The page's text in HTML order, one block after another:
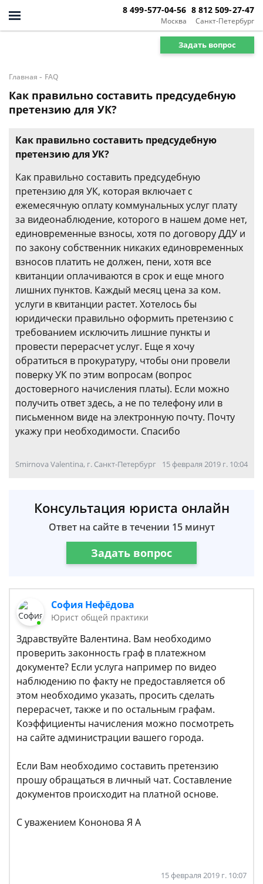
Москва
8 499-577-04-56
Санкт-Петербург
8 812 509-27-47
Задать вопрос
Главная - FAQ
Как правильно составить предсудебную
претензию для УК?
Как правильно составить предсудебную
претензию для УК?
Как правильно составить предсудебную
претензию для УК, которая включает с
ежемесячную оплату коммунальных услуг плату
за видеонаблюдение, которого в нашем доме нет,
единовременные взносы, хотя по договору ДДУ и
по закону собственник никаких единовременных
взносов платить не должен, пени, хотя все
квитанции оплачиваются в срок и еще много
лишних пунктов. Каждый месяц цена за ком.
услуги в квитанции растет. Хотелось бы
юридически правильно оформить претензию с
требованием исключить лишние пункты и
провести перерасчет услуг. Еще я хочу
обратиться в прокуратуру, чтобы они провели
поверку УК по этим вопросам (вопрос
достоверного начисления платы). Если можно
получить ответ здесь, а не по телефону или в
письменном виде на электронную почту. Почту
укажу при необходимости. Спасибо
Smirnova Valentina, г. Санкт-Петербург 15 февраля 2019 г. 10:04
Консультация юриста онлайн
Ответ на сайте в течении 15 минут
Задать вопрос
София Нефёдова
Юрист общей практики
Здравствуйте Валентина. Вам необходимо
проверить законность граф в платежном
документе? Если услуга например по видео
наблюдению по факту не предоставляется об
этом необходимо указать, просить сделать
перерасчет, также и по остальным графам.
Коэффициенты начисления можно посмотреть
на сайте администрации вашего города.
Если Вам необходимо составить претензию
прошу обращаться в личный чат. Составление
документов происходит на платной основе.
С уважением Кононова Я А
15 февраля 2019 г. 10:07